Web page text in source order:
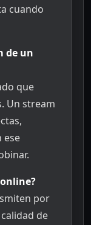
cuando
de un
que
Un stream
ese
por
de